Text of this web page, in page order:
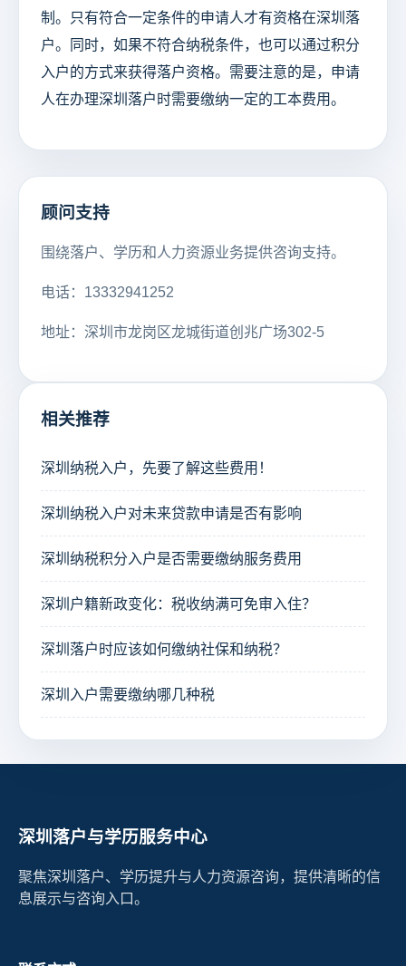
制。只有符合一定条件的申请人才有资格在深圳落
户。同时，如果不符合纳税条件，也可以通过积分
入户的方式来获得落户资格。需要注意的是，申请
人在办理深圳落户时需要缴纳一定的工本费用。
顾问支持
围绕落户、学历和人力资源业务提供咨询支持。
电话：13332941252
地址：深圳市龙岗区龙城街道创兆广场302-5
相关推荐
深圳纳税入户，先要了解这些费用！
深圳纳税入户对未来贷款申请是否有影响
深圳纳税积分入户是否需要缴纳服务费用
深圳户籍新政变化：税收纳满可免审入住？
深圳落户时应该如何缴纳社保和纳税？
深圳入户需要缴纳哪几种税
深圳落户与学历服务中心
聚焦深圳落户、学历提升与人力资源咨询，提供清晰的信
息展示与咨询入口。